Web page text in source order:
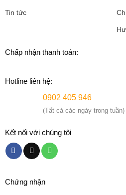
Tin tức
Chấp nhận thanh toán:
Hotline liên hệ:
0902 405 946
(Tất cả các ngày trong tuần)
Kết nối với chúng tôi
Chứng nhận